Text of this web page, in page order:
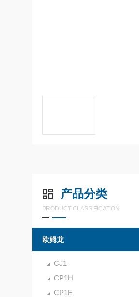
产品分类
PRODUCT CLASSIFICATION
欧姆龙
CJ1
CP1H
CP1E